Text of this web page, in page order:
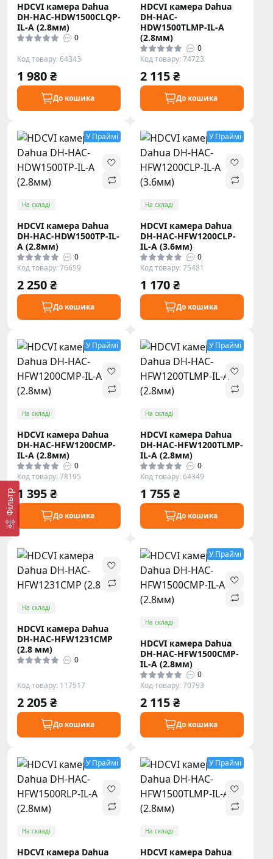
Фільтр
HDCVI камера Dahua
DH-HAC-HDW1500CLQP-
IL-A (2.8мм)
0
Код товару: 64343
1 980 ₴
До кошика
HDCVI камера Dahua
DH-HAC-
HDW1500TLMP-IL-A
(2.8мм)
0
Код товару: 74723
2 115 ₴
До кошика
У Праймі
На складі
HDCVI камера Dahua
DH-HAC-HDW1500TP-IL-
A (2.8мм)
0
Код товару: 76659
2 250 ₴
До кошика
У Праймі
На складі
HDCVI камера Dahua
DH-HAC-HFW1200CLP-
IL-A (3.6мм)
0
Код товару: 75481
1 170 ₴
До кошика
У Праймі
На складі
HDCVI камера Dahua
DH-HAC-HFW1200CMP-
IL-A (2.8мм)
0
Код товару: 78195
1 395 ₴
До кошика
У Праймі
На складі
HDCVI камера Dahua
DH-HAC-HFW1200TLMP-
IL-A (2.8мм)
0
Код товару: 64349
1 755 ₴
До кошика
На складі
HDCVI камера Dahua
DH-HAC-HFW1231CMP
(2.8 мм)
0
Код товару: 117517
2 205 ₴
До кошика
У Праймі
На складі
HDCVI камера Dahua
DH-HAC-HFW1500CMP-
IL-A (2.8мм)
0
Код товару: 70793
2 115 ₴
До кошика
У Праймі
На складі
HDCVI камера Dahua
У Праймі
На складі
HDCVI камера Dahua